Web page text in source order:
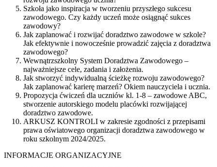
Szkoła jako inspiracja w tworzeniu przyszłego sukcesu
zawodowego. Czy każdy uczeń może osiągnąć sukces
zawodowy?
Jak zaplanować i rozwijać doradztwo zawodowe w szkole?
Jak efektywnie i nowocześnie prowadzić zajęcia z doradztwa
zawodowego?
Wewnątrzszkolny System Doradztwa Zawodowego –
najważniejsze cele, zadania i założenia.
Jak stworzyć indywidualną ścieżkę rozwoju zawodowego?
Jak zaplanować karierę marzeń? Okiem nauczyciela i ucznia.
Propozycja ćwiczeń dla uczniów kl. 1-8 – zawodowe ABC,
stworzenie autorskiego modelu placówki rozwijającej
doradztwo zawodowe.
ARKUSZ KONTROLI w zakresie zgodności z przepisami
prawa oświatowego organizacji doradztwa zawodowego w
roku szkolnym 2024/2025.
INFORMACJE ORGANIZACYJNE